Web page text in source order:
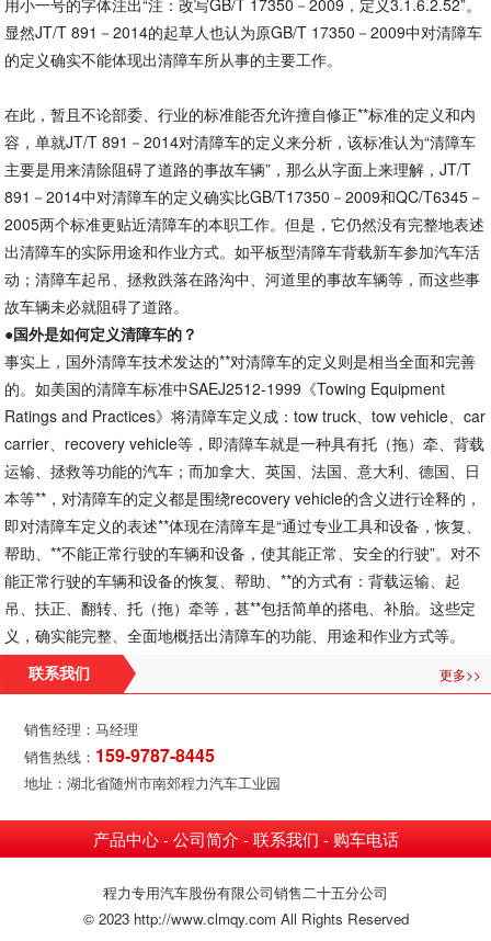
用小一号的字体注出“注：改写GB/T 17350－2009，定义3.1.6.2.52”。
显然JT/T 891－2014的起草人也认为原GB/T 17350－2009中对清障车
的定义确实不能体现出清障车所从事的主要工作。
在此，暂且不论部委、行业的标准能否允许擅自修正**标准的定义和内
容，单就JT/T 891－2014对清障车的定义来分析，该标准认为“清障车
主要是用来清除阻碍了道路的事故车辆”，那么从字面上来理解，JT/T
891－2014中对清障车的定义确实比GB/T17350－2009和QC/T6345－
2005两个标准更贴近清障车的本职工作。但是，它仍然没有完整地表述
出清障车的实际用途和作业方式。如平板型清障车背载新车参加汽车活
动；清障车起吊、拯救跌落在路沟中、河道里的事故车辆等，而这些事
故车辆未必就阻碍了道路。
●国外是如何定义清障车的？
事实上，国外清障车技术发达的**对清障车的定义则是相当全面和完善
的。如美国的清障车标准中SAEJ2512-1999《Towing Equipment
Ratings and Practices》将清障车定义成：tow truck、tow vehicle、car
carrier、recovery vehicle等，即清障车就是一种具有托（拖）牵、背载
运输、拯救等功能的汽车；而加拿大、英国、法国、意大利、德国、日
本等**，对清障车的定义都是围绕recovery vehicle的含义进行诠释的，
即对清障车定义的表述**体现在清障车是“通过专业工具和设备，恢复、
帮助、**不能正常行驶的车辆和设备，使其能正常、安全的行驶”。对不
能正常行驶的车辆和设备的恢复、帮助、**的方式有：背载运输、起
吊、扶正、翻转、托（拖）牵等，甚**包括简单的搭电、补胎。这些定
义，确实能完整、全面地概括出清障车的功能、用途和作业方式等。
联系我们 更多>>
销售经理：马经理
销售热线： 159-9787-8445
地址：湖北省随州市南郊程力汽车工业园
产品中心- 公司简介 - 联系我们 - 购车电话
程力专用汽车股份有限公司销售二十五分公司
© 2023 http://www.clmqy.com All Rights Reserved